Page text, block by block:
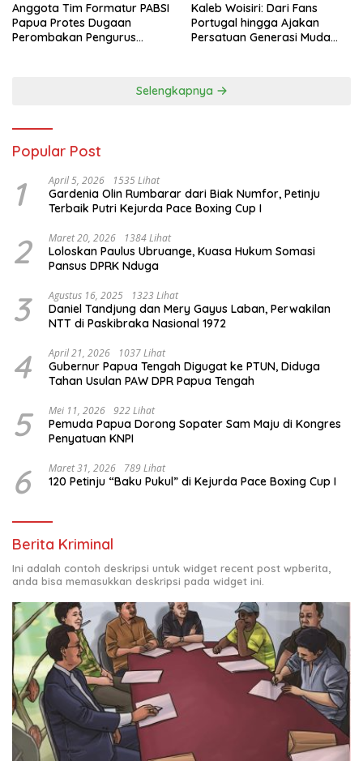
Anggota Tim Formatur PABSI
Papua Protes Dugaan
Perombakan Pengurus
Kaleb Woisiri: Dari Fans
Portugal hingga Ajakan
Persatuan Generasi Muda
Selengkapnya
Popular Post
1 April 5, 2026 1535 Lihat
Gardenia Olin Rumbarar dari Biak Numfor, Petinju
Terbaik Putri Kejurda Pace Boxing Cup I
2 Maret 20, 2026 1384 Lihat
Loloskan Paulus Ubruange, Kuasa Hukum Somasi
Pansus DPRK Nduga
3 Agustus 16, 2025 1323 Lihat
Daniel Tandjung dan Mery Gayus Laban, Perwakilan
NTT di Paskibraka Nasional 1972
4 April 21, 2026 1037 Lihat
Gubernur Papua Tengah Digugat ke PTUN, Diduga
Tahan Usulan PAW DPR Papua Tengah
5 Mei 11, 2026 922 Lihat
Pemuda Papua Dorong Sopater Sam Maju di Kongres
Penyatuan KNPI
6 Maret 31, 2026 789 Lihat
120 Petinju “Baku Pukul” di Kejurda Pace Boxing Cup I
Berita Kriminal
Ini adalah contoh deskripsi untuk widget recent post wpberita,
anda bisa memasukkan deskripsi pada widget ini.